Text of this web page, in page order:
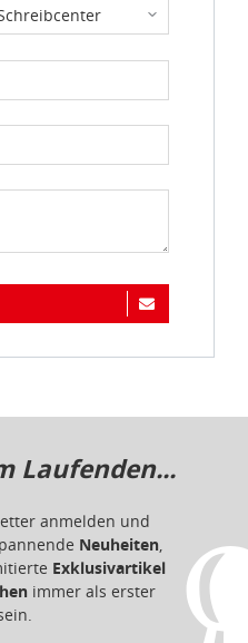
und damit widerrufen.
undImpressum
Laufenden...
anmelden und
Neuheiten,
Exklusivartikel
immer als erster